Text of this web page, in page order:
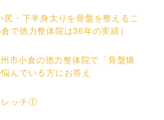
尻・下半身太りを骨盤を整えるこ
で徳力整体院は36年の実績）
市小倉の徳力整体院で「骨盤矯
んでいる方にお答え
レッチ①